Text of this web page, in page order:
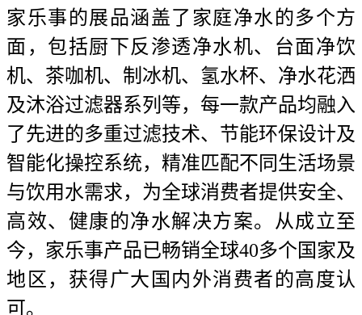
家乐事的展品涵盖了家庭净水的多个方
面，包括厨下反渗透净水机、台面净饮
机、茶咖机、制冰机、氢水杯、净水花洒
及沐浴过滤器系列等，每一款产品均融入
了先进的多重过滤技术、节能环保设计及
智能化操控系统，精准匹配不同生活场景
与饮用水需求，为全球消费者提供安全、
高效、健康的净水解决方案。从成立至
今，家乐事产品已畅销全球40多个国家及
地区，获得广大国内外消费者的高度认
可。